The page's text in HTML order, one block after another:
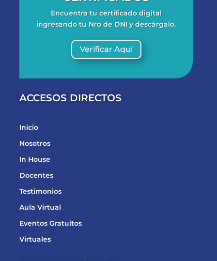
Encuentra tu certificado digital
ingresando tu Nro de DNI y descárgalo.
Verificar Aquí
ACCESOS DIRECTOS
Inicio
Nosotros
In House
Docentes
Testimonios
Aula Virtual
Eventos Gratuitos
Virtuales